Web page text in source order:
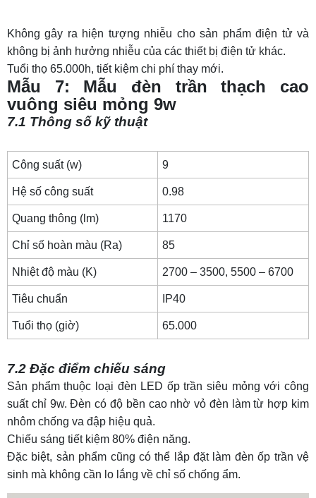
Không gây ra hiện tượng nhiễu cho sản phẩm điện tử và
không bị ảnh hưởng nhiễu của các thiết bị điện tử khác.
Tuổi thọ 65.000h, tiết kiệm chi phí thay mới.
Mẫu 7: Mẫu đèn trần thạch cao
vuông siêu mỏng 9w
7.1 Thông số kỹ thuật
Công suất (w) 9
Hệ số công suất 0.98
Quang thông (lm) 1170
Chỉ số hoàn màu (Ra) 85
Nhiệt độ màu (K) 2700 – 3500, 5500 – 6700
Tiêu chuẩn IP40
Tuổi thọ (giờ) 65.000
7.2 Đặc điểm chiếu sáng
Sản phẩm thuộc loại đèn LED ốp trần siêu mỏng với công
suất chỉ 9w. Đèn có độ bền cao nhờ vỏ đèn làm từ hợp kim
nhôm chống va đập hiệu quả.
Chiếu sáng tiết kiệm 80% điện năng.
Đặc biệt, sản phẩm cũng có thể lắp đặt làm đèn ốp trần vệ
sinh mà không cần lo lắng về chỉ số chống ẩm.